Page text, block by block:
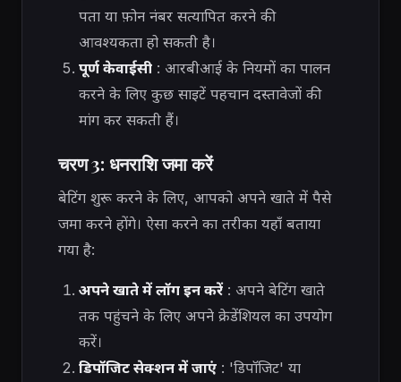
पता या फ़ोन नंबर सत्यापित करने की
आवश्यकता हो सकती है।
पूर्ण केवाईसी: आरबीआई के नियमों का पालन
करने के लिए कुछ साइटें पहचान दस्तावेजों की
मांग कर सकती हैं।
चरण 3: धनराशि जमा करें
बेटिंग शुरू करने के लिए, आपको अपने खाते में पैसे
जमा करने होंगे। ऐसा करने का तरीका यहाँ बताया
गया है:
अपने खाते में लॉग इन करें: अपने बेटिंग खाते
तक पहुंचने के लिए अपने क्रेडेंशियल का उपयोग
करें।
डिपॉजिट सेक्शन में जाएं: 'डिपॉजिट' या